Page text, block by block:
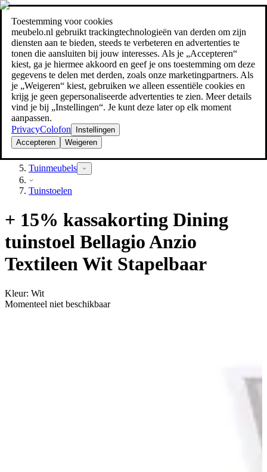
Toestemming voor cookies
meubelo.nl gebruikt trackingtechnologieën van derden om zijn
diensten aan te bieden, steeds te verbeteren en advertenties te
tonen die aansluiten bij jouw interesses. Als je „Accepteren“
kiest, ga je hiermee akkoord en geef je ons toestemming om deze
gegevens te delen met derden, zoals onze marketingpartners. Als
je „Weigeren“ kiest, gebruiken we alleen essentiële cookies en
krijg je geen gepersonaliseerde advertenties te zien. Meer details
vind je bij „Instellingen“. Je kunt deze later op elk moment
aanpassen.
PrivacyColofon
Instellingen
Accepteren
Weigeren
Zoeken
meubel jezelf de beste prijs!meubel jezelf de beste prijs!
Tuin
Tuinmeubels
Tuinstoelen
+ 15% kassakorting Dining
tuinstoel Bellagio Anzio
Textileen Wit Stapelbaar
Kleur: Wit
Momenteel niet beschikbaar